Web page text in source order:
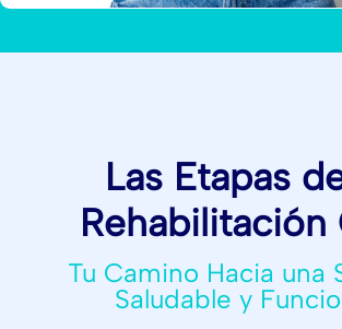
Las Etapas
Rehabilitación
Tu Camino Hacia una
Saludable y